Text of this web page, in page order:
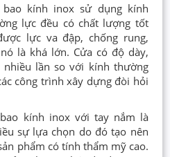
kính inox sử dụng kính
lực đều có chất lượng tốt
lực va đập, chống rung,
là khá lớn. Cửa có độ dày,
nhiều lần so với kính thường
công trình xây dựng đòi hỏi
kính inox với tay nắm là
sự lựa chọn do đó tạo nên
phẩm có tính thẩm mỹ cao.